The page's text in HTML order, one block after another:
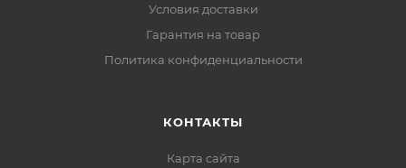
Условия доставки
Гарантия на товар
Политика конфиденциальности
КОНТАКТЫ
Карта сайта